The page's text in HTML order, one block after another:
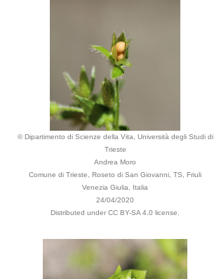
© Dipartimento di Scienze della Vita, Università degli Studi di
Trieste
Andrea Moro
Comune di Trieste, Roseto di San Giovanni, TS, Friuli
Venezia Giulia, Italia
24/04/2020
Distributed under CC BY-SA 4.0 license.